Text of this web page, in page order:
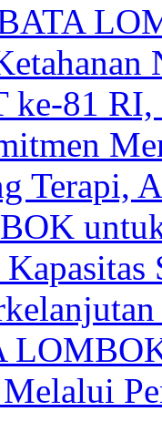
ke-81
Terapi,